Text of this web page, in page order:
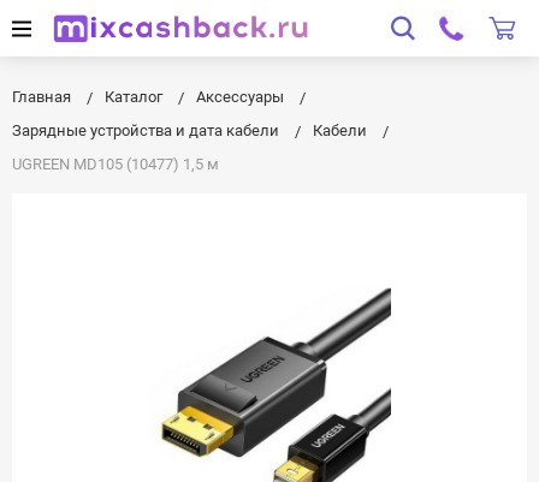
Главная Каталог
Аксессуары
Зарядные устройства и дата кабели
Кабели
UGREEN MD105 (10477) 1,5 м